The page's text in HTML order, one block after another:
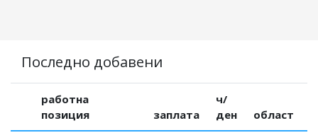
Последно добавени
работна
позиция
заплата
ч/
ден
област